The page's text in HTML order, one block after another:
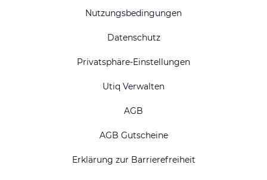
Nutzungsbedingungen
Datenschutz
Privatsphäre-Einstellungen
Utiq Verwalten
AGB
AGB Gutscheine
Erklärung zur Barrierefreiheit